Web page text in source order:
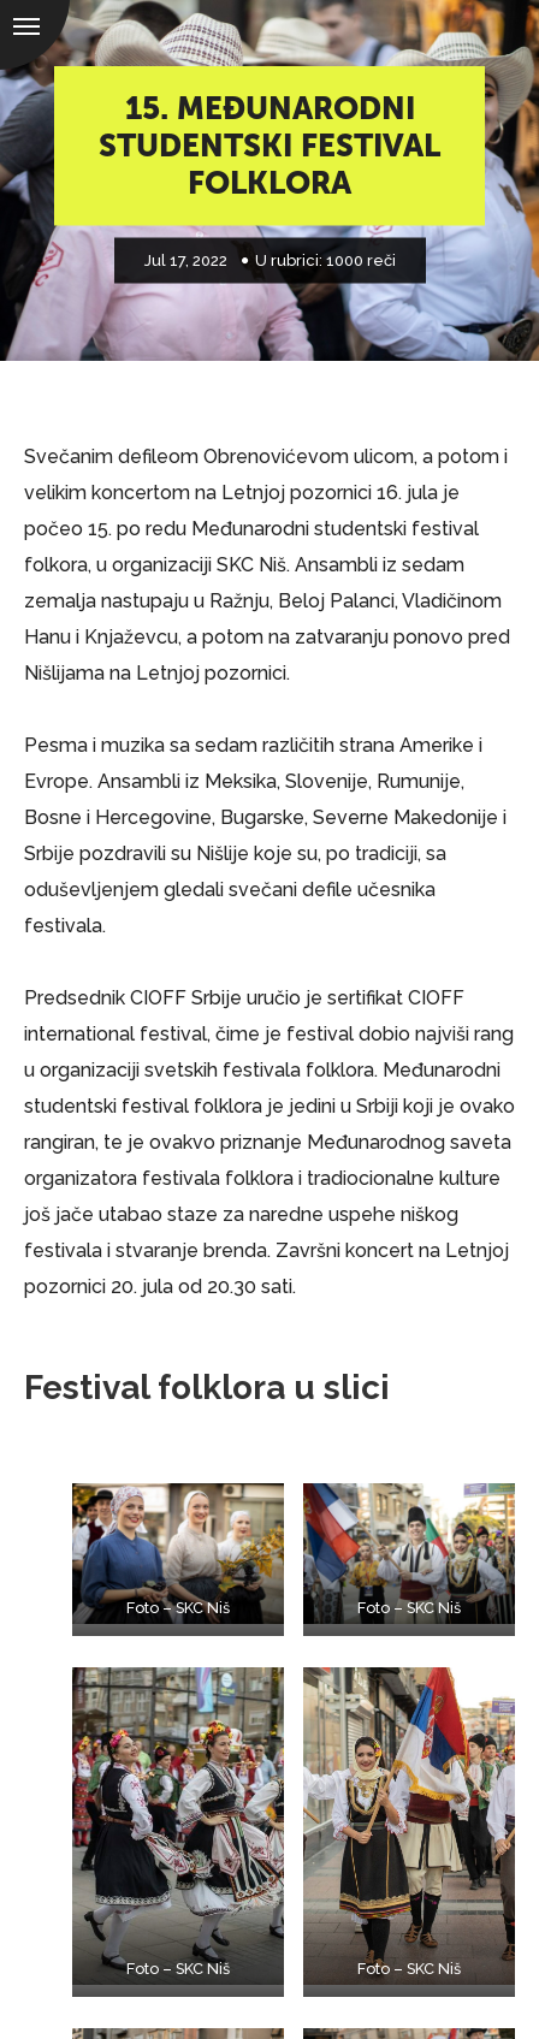
15. MEĐUNARODNI
STUDENTSKI FESTIVAL
FOLKLORA
Jul 17, 2022 U rubrici: 1000 reči
Svečanim defileom Obrenovićevom ulicom, a potom i
velikim koncertom na Letnjoj pozornici 16. jula je
počeo 15. po redu Međunarodni studentski festival
folkora, u organizaciji SKC Niš. Ansambli iz sedam
zemalja nastupaju u Ražnju, Beloj Palanci, Vladičinom
Hanu i Knjaževcu, a potom na zatvaranju ponovo pred
Nišlijama na Letnjoj pozornici.
Pesma i muzika sa sedam različitih strana Amerike i
Evrope. Ansambli iz Meksika, Slovenije, Rumunije,
Bosne i Hercegovine, Bugarske, Severne Makedonije i
Srbije pozdravili su Nišlije koje su, po tradiciji, sa
oduševljenjem gledali svečani defile učesnika
festivala.
Predsednik CIOFF Srbije uručio je sertifikat CIOFF
international festival, čime je festival dobio najviši rang
u organizaciji svetskih festivala folklora. Međunarodni
studentski festival folklora je jedini u Srbiji koji je ovako
rangiran, te je ovakvo priznanje Međunarodnog saveta
organizatora festivala folklora i tradiocionalne kulture
još jače utabao staze za naredne uspehe niškog
festivala i stvaranje brenda. Završni koncert na Letnjoj
pozornici 20. jula od 20.30 sati.
Festival folklora u slici
Foto – SKC Niš Foto – SKC Niš
Foto – SKC Niš Foto – SKC Niš